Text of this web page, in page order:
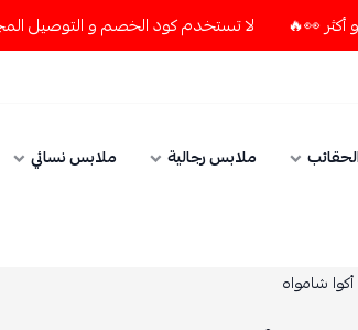
لا تستخدم كود الخصم و التوصيل المجاني " N7 " إلا إذا طلبت قطعتين أو أكثر 👀🔥
ملابس رجالية ملابس نسائي
شامواه